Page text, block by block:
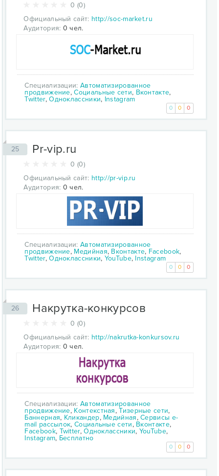
0 (0)
Официальный сайт: http://soc-market.ru
Аудитория: 0 чел.
Специализации: Автоматизированное
продвижение,Социальные сети, Вконтакте,
Twitter,Одноклассники, Instagram
0 0 0
25 Pr-vip.ru
0 (0)
Официальный сайт: http://pr-vip.ru
Аудитория: 0 чел.
Специализации: Автоматизированное
продвижение, Медийная, Вконтакте, Facebook,
Twitter,Одноклассники, YouTube, Instagram
0 0 0
26 Накрутка-конкурсов
0 (0)
Официальный сайт: http://nakrutka-konkursov.ru
Аудитория: 0 чел.
Специализации: Автоматизированное
продвижение, Контекстная,Тизерные сети,
Баннерная, Кликандер, Медийная,Сервисы e-
mail рассылок, Социальные сети, Вконтакте,
Facebook, Twitter,Одноклассники, YouTube,
Instagram, Бесплатно
0 0 0